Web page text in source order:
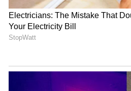
ఊహించ‌ని ట్విస్టుల మ‌ధ్య నందిగామ
సోమ‌వారం చైర్మన్ ఎన్నిక జరగాల్సి
అభ్యర్థి కాకుండా మండవ కృష్ణకుమారి